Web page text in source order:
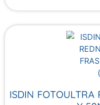
ISDIN FOTOULTRA